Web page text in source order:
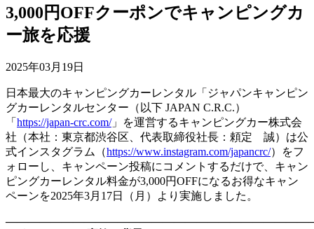
3,000円OFFクーポンでキャンピングカ
ー旅を応援
2025年03月19日
日本最大のキャンピングカーレンタル「ジャパンキャンピン
グカーレンタルセンター（以下 JAPAN C.R.C.）
「 https://japan-crc.com/」を運営するキャンピングカー株式会
社（本社：東京都渋谷区、代表取締役社長：頼定 誠）は公
式インスタグラム（https://www.instagram.com/japancrc/）をフ
ォローし、キャンペーン投稿にコメントするだけで、キャン
ピングカーレンタル料金が3,000円OFFになるお得なキャン
ペーンを2025年3月17日（月）より実施しました。